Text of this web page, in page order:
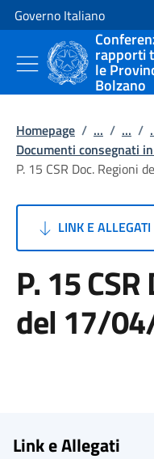
Vai al contenuto
Vai alla navigazione del sito
Governo Italiano
rapporti
le
Bolzano
Homepage / ... / ... /
Documenti consegnati
P. 15 CSR Doc. Regioni
LINK E ALLEGATI
P. 15
del 17/
Link e Allegati